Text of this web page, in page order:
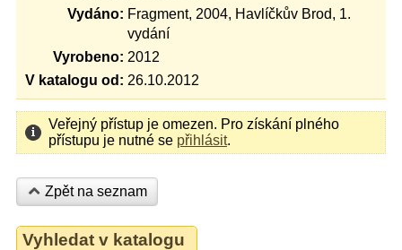
Vydáno: Fragment, 2004, Havlíčkův Brod, 1.
vydání
Vyrobeno: 2012
V katalogu od: 26.10.2012
Veřejný přístup je omezen. Pro získání plného
přístupu je nutné se přihlásit.
Zpět na seznam
Vyhledat v katalogu